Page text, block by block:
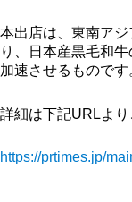
本出店は、東南ア
り、日本産黒毛和
加速させるものです
詳細は下記URLより
https://prtimes.jp/